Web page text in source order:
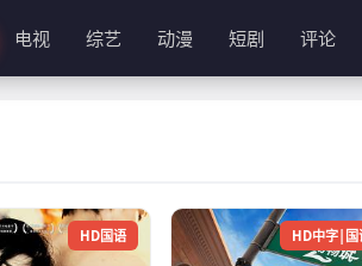
电视 综艺 动漫 短剧 评论
HD国语 HD中字|国